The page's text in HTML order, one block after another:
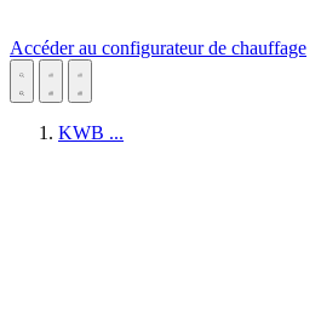
Accéder au configurateur de chauffage
KWB ...